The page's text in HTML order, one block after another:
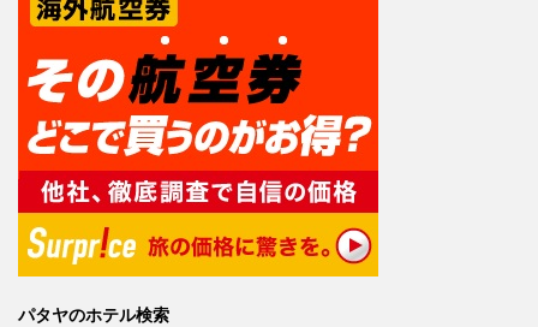
パタヤのホテル検索